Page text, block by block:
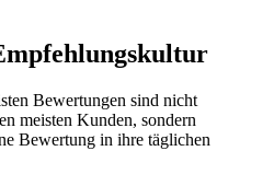
Bewertungen sind nicht
meisten Kunden, sondern
Bewertung in ihre täglichen